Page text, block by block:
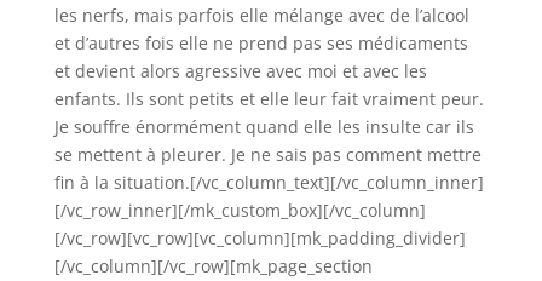
les nerfs, mais parfois elle mélange avec de l’alcool
et d’autres fois elle ne prend pas ses médicaments
et devient alors agressive avec moi et avec les
enfants. Ils sont petits et elle leur fait vraiment peur.
Je souffre énormément quand elle les insulte car ils
se mettent à pleurer. Je ne sais pas comment mettre
fin à la situation.[/vc_column_text][/vc_column_inner]
[/vc_row_inner][/mk_custom_box][/vc_column]
[/vc_row][vc_row][vc_column][mk_padding_divider]
[/vc_column][/vc_row][mk_page_section